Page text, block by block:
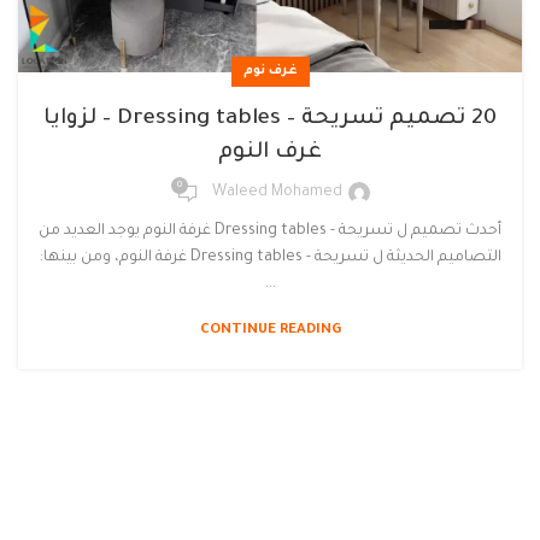
غرف نوم
20 تصميم تسريحة – Dressing tables – لزوايا
غرف النوم
Waleed Mohamed
0
أحدث تصميم ل تسريحة - Dressing tables غرفة النوم يوجد العديد من
التصاميم الحديثة ل تسريحة - Dressing tables غرفة النوم، ومن بينها:
...
CONTINUE READING